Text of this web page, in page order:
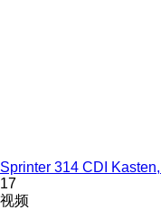
Sprinter 314 CDI
17
视频